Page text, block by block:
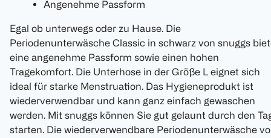
Angenehme Passform
Egal ob unterwegs oder zu Hause. Die
Periodenunterwäsche Classic in schwarz von snuggs
eine angenehme Passform sowie einen hohen
Tragekomfort. Die Unterhose in der Größe L eignet sich
ideal für starke Menstruation. Das Hygieneprodukt ist
wiederverwendbar und kann ganz einfach gewaschen
werden. Mit snuggs können Sie gut gelaunt durch den
starten. Die wiederverwendbare Periodenunterwäsche